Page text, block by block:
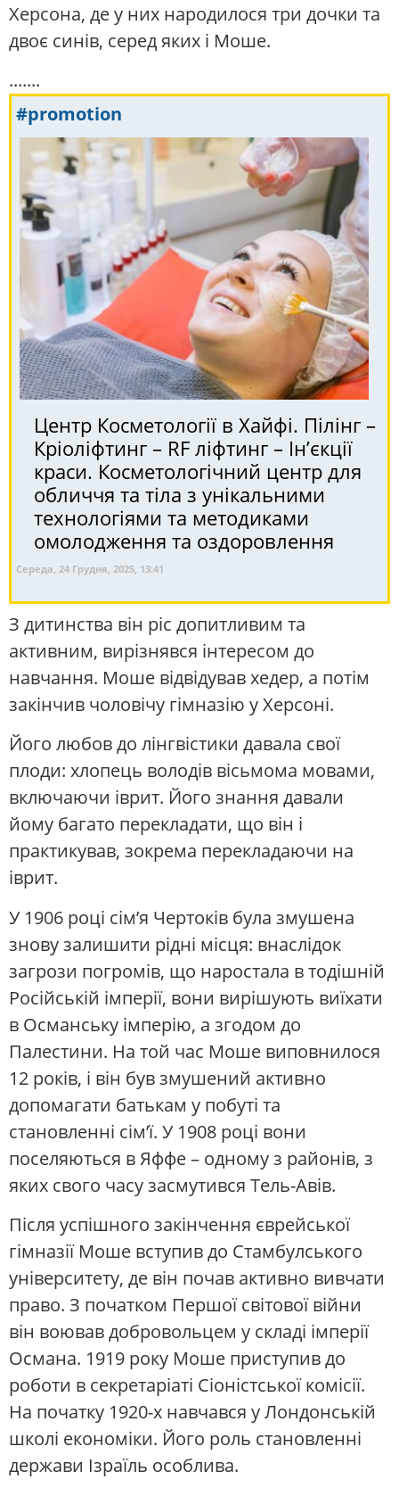
Херсона, де у них народилося три дочки та
двоє синів, серед яких і Моше.
.......
#promotion
Центр Косметології в Хайфі. Пілінг –
Кріоліфтинг – RF ліфтинг – Ін’єкції
краси. Косметологічний центр для
обличчя та тіла з унікальними
технологіями та методиками
омолодження та оздоровлення
Середа, 24 Грудня, 2025, 13:41
З дитинства він ріс допитливим та
активним, вирізнявся інтересом до
навчання. Моше відвідував хедер, а потім
закінчив чоловічу гімназію у Херсоні.
Його любов до лінгвістики давала свої
плоди: хлопець володів вісьмома мовами,
включаючи іврит. Його знання давали
йому багато перекладати, що він і
практикував, зокрема перекладаючи на
іврит.
У 1906 році сім’я Чертоків була змушена
знову залишити рідні місця: внаслідок
загрози погромів, що наростала в тодішній
Російській імперії, вони вирішують виїхати
в Османську імперію, а згодом до
Палестини. На той час Моше виповнилося
12 років, і він був змушений активно
допомагати батькам у побуті та
становленні сім’ї. У 1908 році вони
поселяються в Яффе – одному з районів, з
яких свого часу засмутився Тель-Авів.
Після успішного закінчення єврейської
гімназії Моше вступив до Стамбулського
університету, де він почав активно вивчати
право. З початком Першої світової війни
він воював добровольцем у складі імперії
Османа. 1919 року Моше приступив до
роботи в секретаріаті Сіоністської комісії.
На початку 1920-х навчався у Лондонській
школі економіки. Його роль становленні
держави Ізраїль особлива.